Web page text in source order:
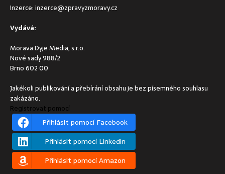
Inzerce:inzerce@zpravyzmoravy.cz
Vydává:
Morava Dyje Media, s.r.o.
Nové sady 988/2
Brno 602 00
Jakékoli publikování a přebírání obsahu je bez písemného souhlasu
zakázáno.
Registrovat pomocí
Přihlásit pomocí Facebook
Přihlásit pomocí Linkedin
Přihlásit pomocí Amazon